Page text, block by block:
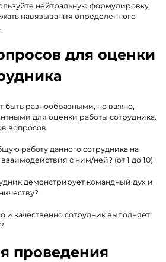
нейтральную формулировку
навязывания определенного
для оценки
быть разнообразными, но важно,
для оценки работы сотрудника.
вопросов:
работу данного сотрудника на
с ним/ней? (от 1 до 10)
демонстрирует командный дух и
и качественно сотрудник выполняет
проведения